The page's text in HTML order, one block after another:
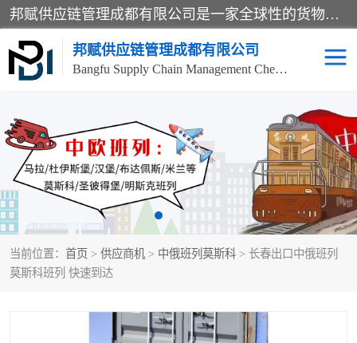
邦赋供应链管理成都有限公司是一家全球性的货物运输代理公司，主要从事：波兰中欧班列、德国中欧班列、出口莫斯科班列、中欧班列进口、蓉欧铁路、成都出口空运等业务，同时亦提供报关、报检、仓储、码头操作等服务。
邦赋供应链管理成都有限公司
Bangfu Supply Chain Management Chengdu Co.,LTD
当前位置： 首页 > 供应商机 > 中俄班列莫斯科 > 长春出口中俄班列
莫斯科班列 快速到达
进出口门到门 成都中欧班列
国际汽运 国际空运
食品进口物流清关 南美海运
化妆品进口清关物流 国际海运